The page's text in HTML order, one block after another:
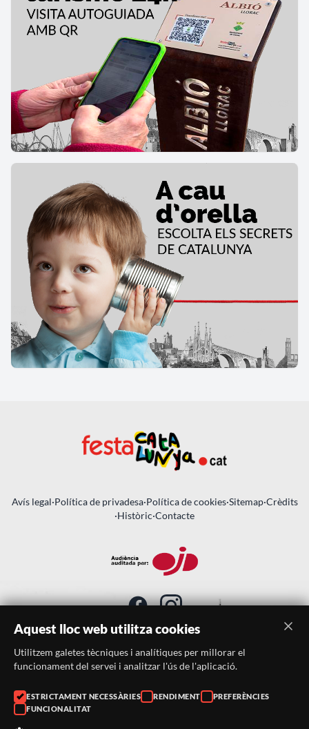
Avís legal·Política de privadesa·Política de cookies·Sitemap·Crèdits
·Històric·Contacte
SUBSCRIU-TE AL BUTLLETÍ
Telèfon:
938046359
Correu:
Aquest lloc web utilitza cookies
Utilitzem galetes tècniques i analítiques per millorar el
funcionament del servei i analitzar l'ús de l'aplicació.
ESTRICTAMENT NECESSÀRIES RENDIMENT
PREFERÈNCIES
FUNCIONALITAT